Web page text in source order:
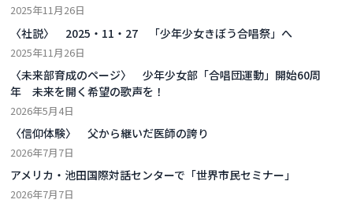
2025年11月26日
〈社説〉 2025・11・27 「少年少女きぼう合唱祭」へ
2025年11月26日
〈未来部育成のページ〉 少年少女部「合唱団運動」開始60周
年 未来を開く希望の歌声を！
2026年5月4日
〈信仰体験〉 父から継いだ医師の誇り
2026年7月7日
アメリカ・池田国際対話センターで「世界市民セミナー」
2026年7月7日